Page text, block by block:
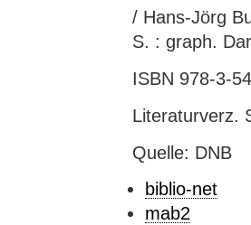
/ Hans-Jörg
S. : graph.
ISBN 978-3-
Literaturverz.
Quelle: DNB
biblio-net
mab2